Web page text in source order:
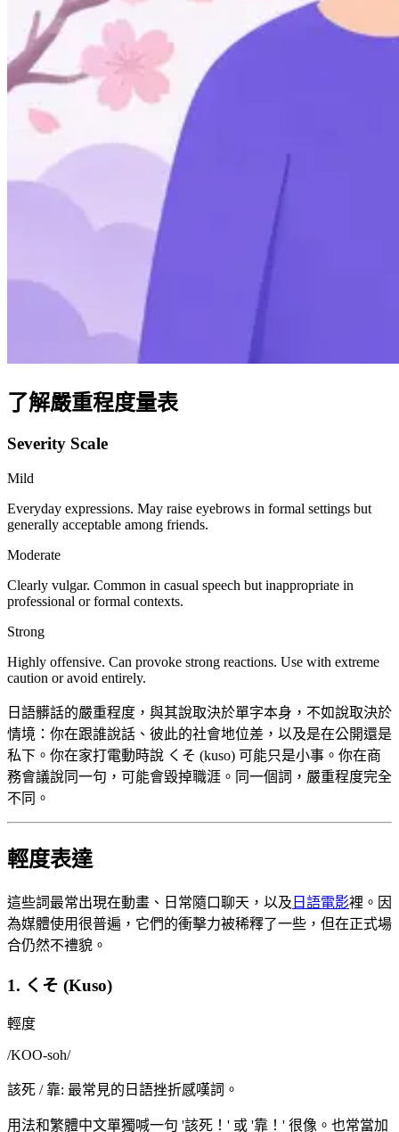
了解嚴重程度量表
Severity Scale
Mild
Everyday expressions. May raise eyebrows in formal settings but
generally acceptable among friends.
Moderate
Clearly vulgar. Common in casual speech but inappropriate in
professional or formal contexts.
Strong
Highly offensive. Can provoke strong reactions. Use with extreme
caution or avoid entirely.
日語髒話的嚴重程度，與其說取決於單字本身，不如說取決於
情境：你在跟誰說話、彼此的社會地位差，以及是在公開還是
私下。你在家打電動時說 くそ (kuso) 可能只是小事。你在商
務會議說同一句，可能會毀掉職涯。同一個詞，嚴重程度完全
不同。
輕度表達
這些詞最常出現在動畫、日常隨口聊天，以及 日語電影裡。因
為媒體使用很普遍，它們的衝擊力被稀釋了一些，但在正式場
合仍然不禮貌。
1. くそ (Kuso)
輕度
/KOO-soh/
該死 / 靠: 最常見的日語挫折感嘆詞。
用法和繁體中文單獨喊一句 '該死！' 或 '靠！' 很像。也常當加